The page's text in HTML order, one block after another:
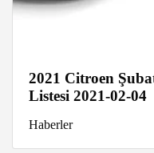
2021 Citroen
Listesi 2021-02-04
Haberler